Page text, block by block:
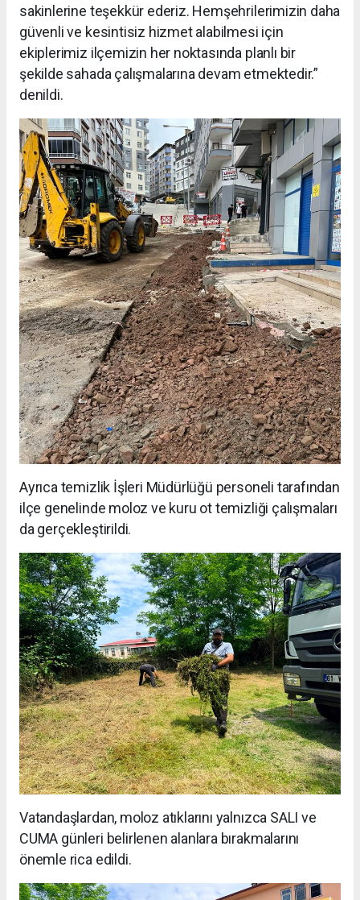
sakinlerine teşekkür ederiz. Hemşehrilerimizin daha
güvenli ve kesintisiz hizmet alabilmesi için
ekiplerimiz ilçemizin her noktasında planlı bir
şekilde sahada çalışmalarına devam etmektedir.”
denildi.
Ayrıca temizlik İşleri Müdürlüğü personeli tarafından
ilçe genelinde moloz ve kuru ot temizliği çalışmaları
da gerçekleştirildi.
Vatandaşlardan, moloz atıklarını yalnızca SALI ve
CUMA günleri belirlenen alanlara bırakmalarını
önemle rica edildi.